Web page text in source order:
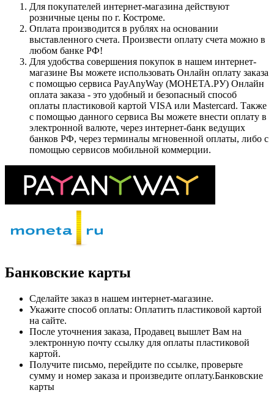
Для покупателей интернет-магазина действуют
розничные цены по г. Костроме.
Оплата производится в рублях на основании
выставленного счета. Произвести оплату счета можно в
любом банке РФ!
Для удобства совершения покупок в нашем интернет-
магазине Вы можете использовать Онлайн оплату заказа
с помощью сервиса PayAnyWay (МОНЕТА.РУ) Онлайн
оплата заказа - это удобный и безопасный способ
оплаты пластиковой картой VISA или Mastercard. Также
с помощью данного сервиса Вы можете внести оплату в
электронной валюте, через интернет-банк ведущих
банков РФ, через терминалы мгновенной оплаты, либо с
помощью сервисов мобильной коммерции.
Банковские карты
Сделайте заказ в нашем интернет-магазине.
Укажите способ оплаты: Оплатить пластиковой картой
на сайте.
После уточнения заказа, Продавец вышлет Вам на
электронную почту ссылку для оплаты пластиковой
картой.
Получите письмо, перейдите по ссылке, проверьте
сумму и номер заказа и произведите оплату.Банковские
карты